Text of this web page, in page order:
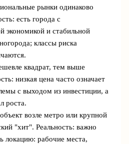
рынки одинаково
есть города с
экономикой и стабильной
классы риска
квадрат, тем выше
низкая цена часто означает
с выходом из инвестиции, а
роста.
возле метро или крупной
"хит". Реальность: важно
локацию: рабочие места,